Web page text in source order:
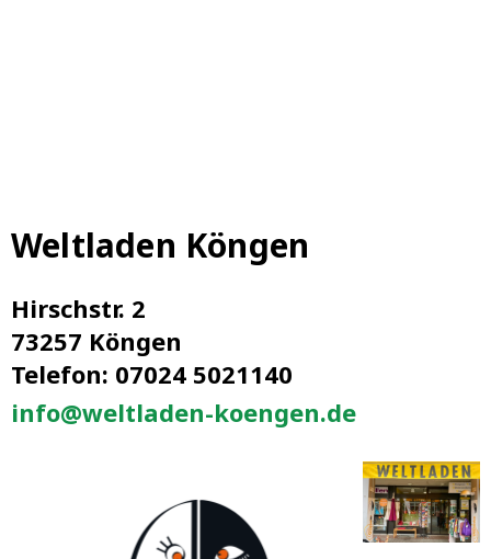
Weltladen Köngen
Hirschstr. 2
73257 Köngen
Telefon: 07024 5021140
info@weltladen-koengen.de